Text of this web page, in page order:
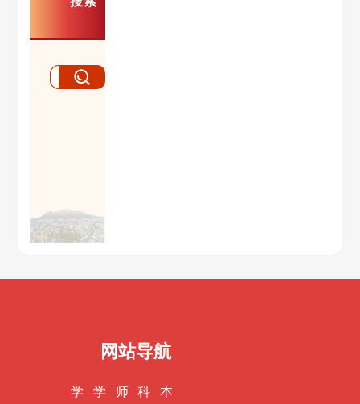
网站导航
学 学 师 科 本